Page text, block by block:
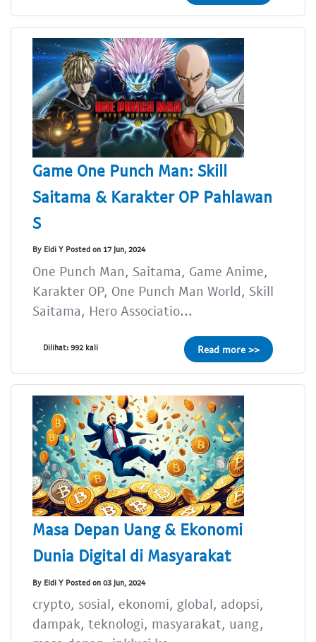
Game One Punch Man: Skill
Saitama & Karakter OP Pahlawan
S
By Eldi Y Posted on 17 Jun, 2024
One Punch Man, Saitama, Game Anime,
Karakter OP, One Punch Man World, Skill
Saitama, Hero Associatio...
Dilihat: 992 kali Read more >>
Masa Depan Uang & Ekonomi
Dunia Digital di Masyarakat
By Eldi Y Posted on 03 Jun, 2024
crypto, sosial, ekonomi, global, adopsi,
dampak, teknologi, masyarakat, uang,